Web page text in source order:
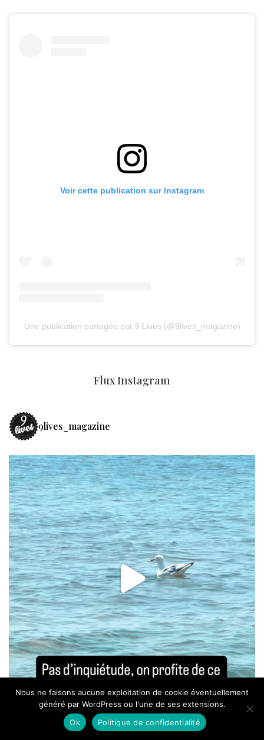
Voir cette publication sur Instagram
Une publication partagée par 9 Lives (@9lives_magazine)
Flux Instagram
9lives_magazine
Nous ne faisons aucune exploitation de cookie éventuellement
généré par WordPress ou l'une de ses extensions.
Ok
Politique de confidentialité